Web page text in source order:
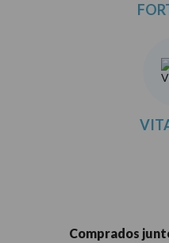
Comprados